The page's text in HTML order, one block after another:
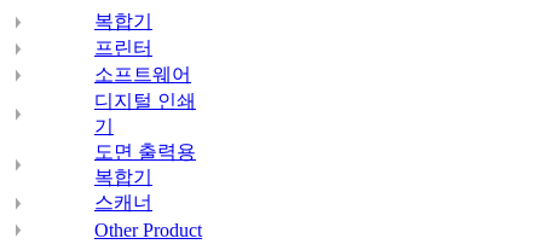
복합기
프린터
소프트웨어
디지털 인쇄
기
도면 출력용
복합기
스캐너
Other Product